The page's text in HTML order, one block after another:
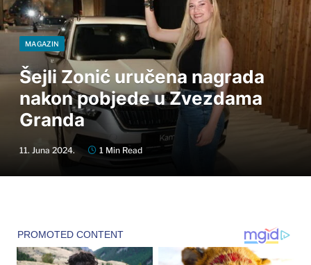
MAGAZIN
Šejli Zonić uručena nagrada
nakon pobjede u Zvezdama
Granda
11. Juna 2024. 1 Min Read